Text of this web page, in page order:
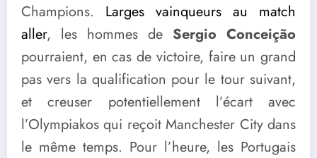
Champions. Larges vainqueurs au match
aller, les hommes de Sergio Conceição
pourraient, en cas de victoire, faire un grand
pas vers la qualification pour le tour suivant,
et creuser potentiellement l’écart avec
l’Olympiakos qui reçoit Manchester City dans
le même temps. Pour l’heure, les Portugais